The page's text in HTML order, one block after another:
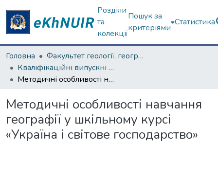
Розділи
та
колекції
Пошук за
критеріями
Статистика
Головна
Факультет геології, географіії, рекреації і туризму
Кваліфікаційні випускні роботи магістрів. Факультет геології, географіії, рекреації і туризму
Методичні особливості навчання географії у шкільному курсі «Україна і світове господарство»
Методичні особливості навчання
географії у шкільному курсі
«Україна і світове господарство»